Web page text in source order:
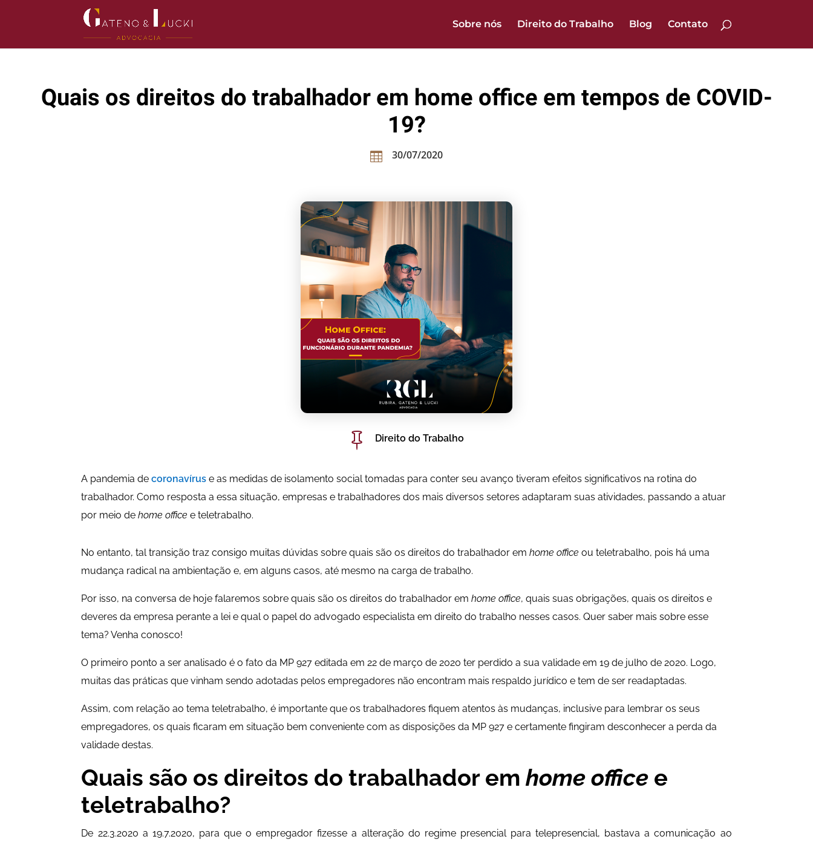
Sobre nós Direito do Trabalho Blog Contato
Quais os direitos do trabalhador em home office em tempos de COVID-
19?
 30/07/2020
 Direito do Trabalho
A pandemia de coronavírus e as medidas de isolamento social tomadas para conter seu avanço tiveram efeitos significativos na rotina do
trabalhador. Como resposta a essa situação, empresas e trabalhadores dos mais diversos setores adaptaram suas atividades, passando a atuar
por meio de home office e teletrabalho.
No entanto, tal transição traz consigo muitas dúvidas sobre quais são os direitos do trabalhador emhome office ou teletrabalho, pois há uma
mudança radical na ambientação e, em alguns casos, até mesmo na carga de trabalho.
Por isso, na conversa de hoje falaremos sobre quais são os direitos do trabalhador emhome office, quais suas obrigações, quais os direitos e
deveres da empresa perante a lei e qual o papel do advogado especialista em direito do trabalho nesses casos. Quer saber mais sobre esse
tema? Venha conosco!
O primeiro ponto a ser analisado é o fato da MP 927 editada em 22 de março de 2020 ter perdido a sua validade em 19 de julho de 2020. Logo,
muitas das práticas que vinham sendo adotadas pelos empregadores não encontram mais respaldo jurídico e tem de ser readaptadas.
Assim, com relação ao tema teletrabalho, é importante que os trabalhadores fiquem atentos às mudanças, inclusive para lembrar os seus
empregadores, os quais ficaram em situação bem conveniente com as disposições da MP 927 e certamente fingiram desconhecer a perda da
validade destas.
Quais são os direitos do trabalhador emhome office e
teletrabalho?
De 22.3.2020 a 19.7.2020, para que o empregador fizesse a alteração do regime presencial para telepresencial, bastava a comunicação ao